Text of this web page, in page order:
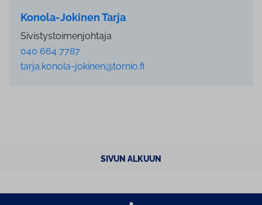
Konola-Jokinen Tarja
Sivistystoimenjohtaja
040 664 7787
tarja.konola-jokinen@tornio.fi
SIVUN ALKUUN